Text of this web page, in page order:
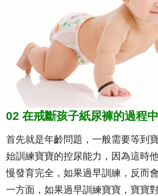
02 在戒斷孩子紙尿褲的過程
首先就是年齡問題，一般需要等到
始訓練寶寶的控尿能力，因為這時
慢發育完全，如果過早訓練，反而
一方面，如果過早訓練寶寶，寶寶